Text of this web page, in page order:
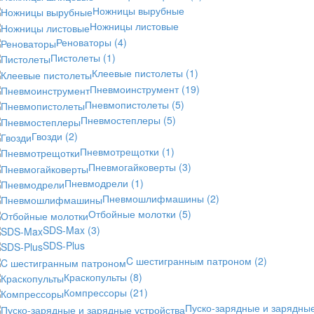
Ножницы вырубные
Ножницы листовые
Реноваторы (4)
Пистолеты (1)
Клеевые пистолеты (1)
Пневмоинструмент (19)
Пневмопистолеты (5)
Пневмостеплеры (5)
Гвозди (2)
Пневмотрещотки (1)
Пневмогайковерты (3)
Пневмодрели (1)
Пневмошлифмашины (2)
Отбойные молотки (5)
SDS-Max (3)
SDS-Plus
C шестигранным патроном (2)
Краскопульты (8)
Компрессоры (21)
Пуско-зарядные и